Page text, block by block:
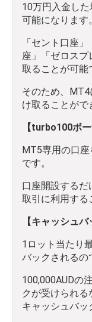
10万円入金し
可能になります。
「セント口座
座」「ゼロスプ
取ることが可能
そのため、
け取ることがで
【turbo100ボー
MT5専用の口
です。
口座開設する
取引に利用する
【キャッシュバ
1ロット当たり
バックされるの
100,000AUDの
クが受けられ
キャッシュバッ